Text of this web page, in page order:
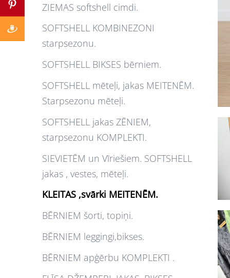
ZIEMAS softshell cimdi.
SOFTSHELL KOMBINEZONI
starpsezonu.
SOFTSHELL BIKSES bērniem.
SOFTSHELL mēteļi, jakas MEITENĒM.
Starpsezonu mēteļi.
SOFTSHELL jakas ZĒNIEM,
starpsezonu KOMPLEKTI.
SIEVIETĒM un Vīriešiem. SOFTSHELL
jakas , vestes, mēteļi.
KLEITAS ,svārki MEITENĒM.
BĒRNIEM šorti, topiņi.
BĒRNIEM leggingi,bikses.
BĒRNIEM apģērbu KOMPLEKTI .